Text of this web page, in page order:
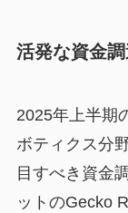
活発な資金
2025年上半期
ボティクス分
目すべき資金
ットのGecko